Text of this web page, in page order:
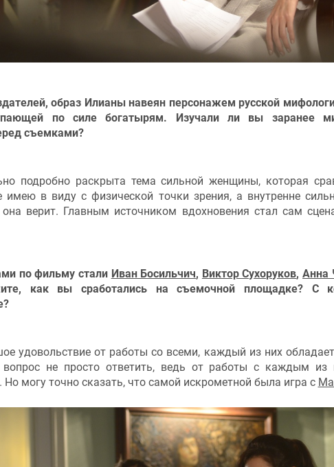
образ Илианы навеян персонажем русской
по силе богатырям. Изучали ли вы заранее
съемками?
подробно раскрыта тема сильной женщины, которая
имею в виду с физической точки зрения, а внутренне
верит. Главным источником вдохновения стал сам
по фильму стали Иван Босильчич, Виктор Сухоруков,Анна
как вы сработались на съемочной площадке? С
удовольствие от работы со всеми, каждый из них
вопрос не просто ответить, ведь от работы с каждым
могу точно сказать, что самой искрометной была игра с